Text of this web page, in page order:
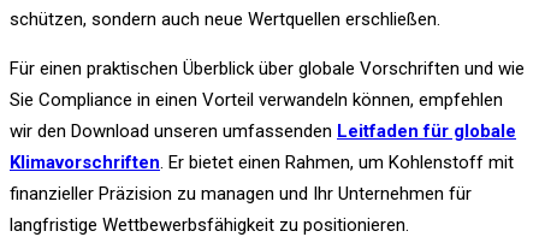
schützen, sondern auch neue Wertquellen erschließen.
Für einen praktischen Überblick über globale Vorschriften und wie
Sie Compliance in einen Vorteil verwandeln können, empfehlen
wir den Download unseren umfassenden Leitfaden für globale
Klimavorschriften. Er bietet einen Rahmen, um Kohlenstoff mit
finanzieller Präzision zu managen und Ihr Unternehmen für
langfristige Wettbewerbsfähigkeit zu positionieren.